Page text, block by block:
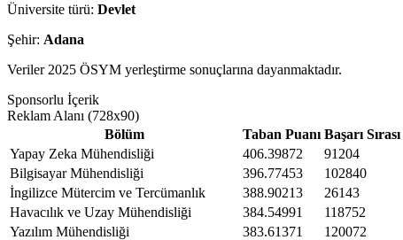
Üniversite türü: Devlet
Şehir: Adana
Veriler 2025 ÖSYM yerleştirme sonuçlarına dayanmaktadır.
Sponsorlu İçerik
Reklam Alanı (728x90)
Bölüm
Taban Puanı Başarı Sırası
Yapay Zeka Mühendisliği
406.39872 91204
Bilgisayar Mühendisliği
396.77453 102840
İngilizce Mütercim ve Tercümanlık
388.90213 26143
Havacılık ve Uzay Mühendisliği
384.54991 118752
Yazılım Mühendisliği
383.61371 120072